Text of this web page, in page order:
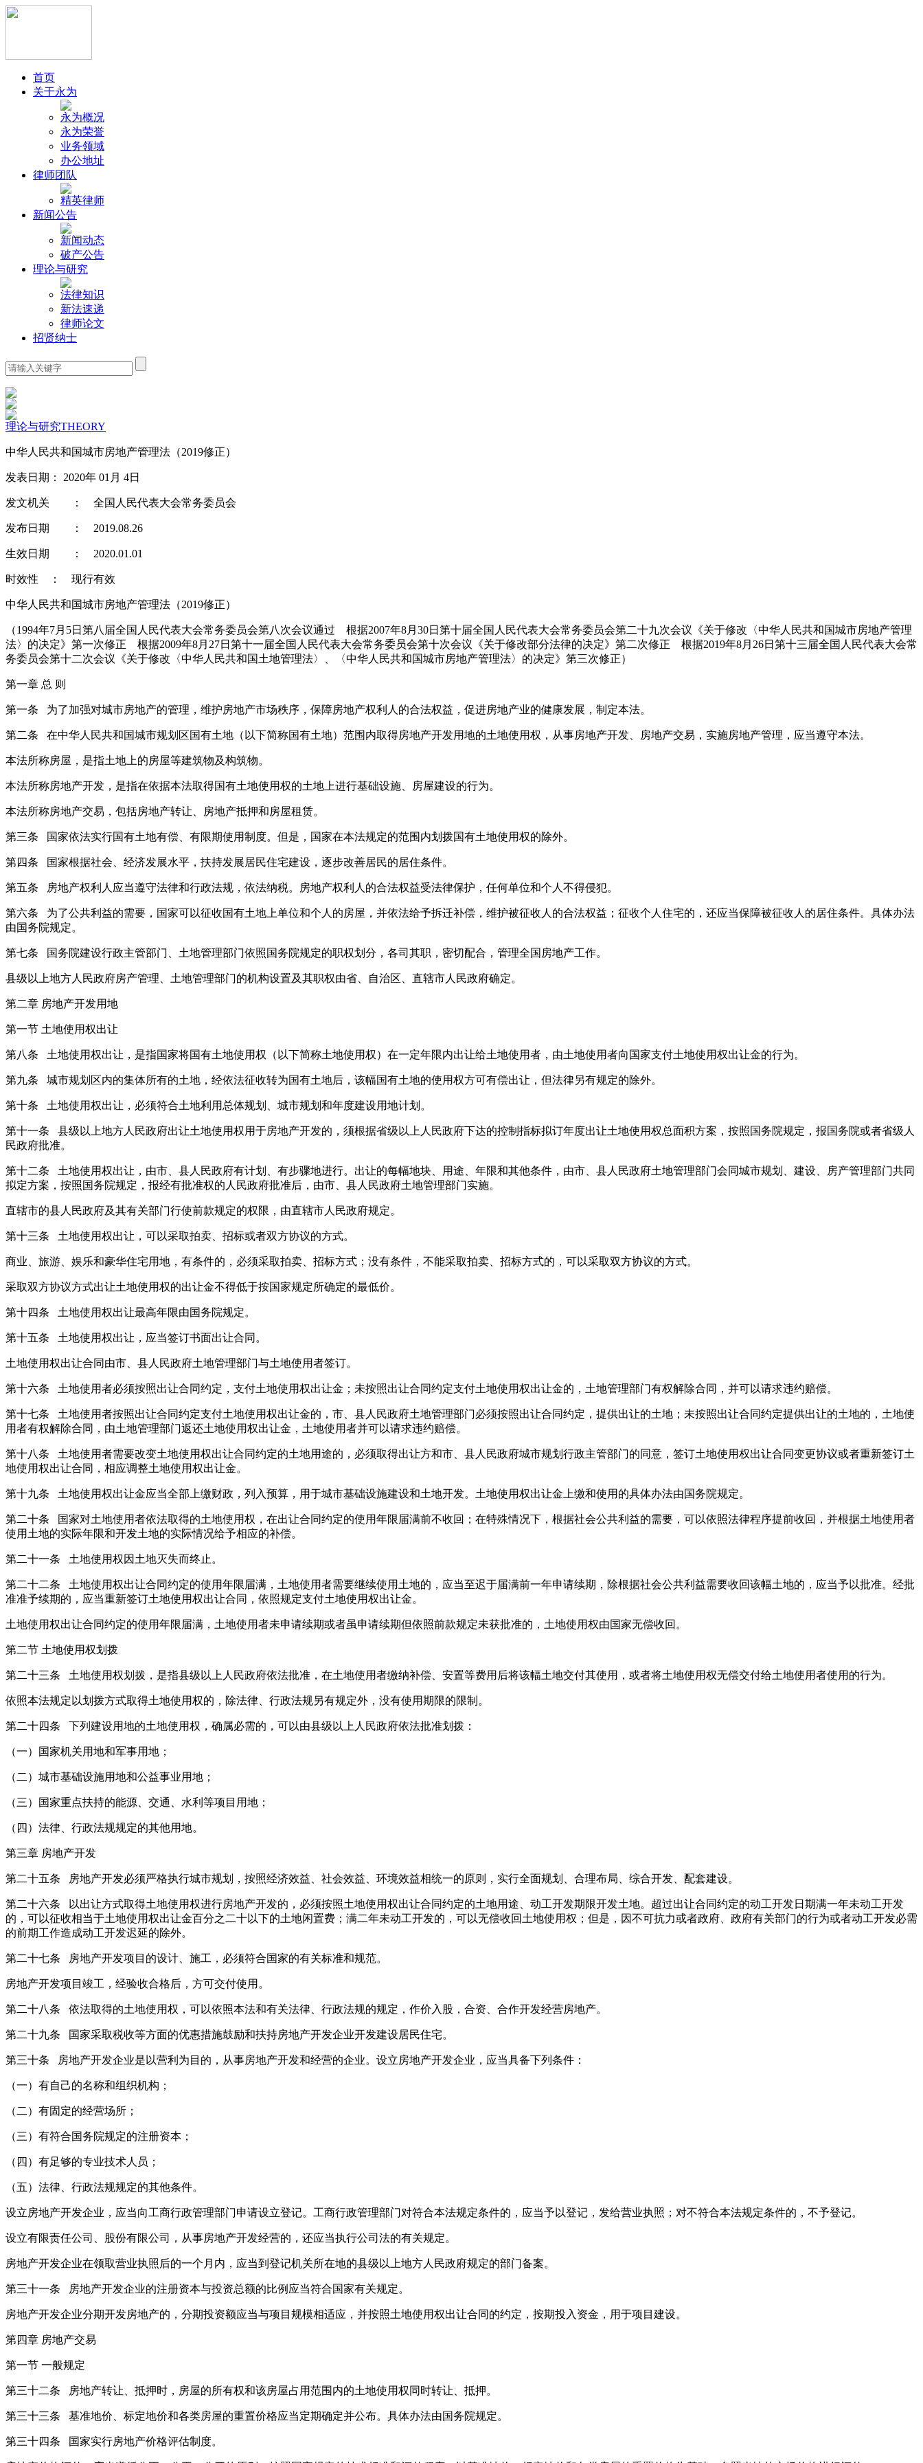
首页
关于永为
永为概况
永为荣誉
业务领域
办公地址
律师团队
精英律师
新闻公告
新闻动态
破产公告
理论与研究
法律知识
新法速递
律师论文
招贤纳士
理论与研究THEORY
中华人民共和国城市房地产管理法（2019修正）
发表日期： 2020年 01月 4日
发文机关 ： 全国人民代表大会常务委员会
发布日期 ： 2019.08.26
生效日期 ： 2020.01.01
时效性 ： 现行有效
中华人民共和国城市房地产管理法（2019修正）
（1994年7月5日第八届全国人民代表大会常务委员会第八次会议通过 根据2007年8月30日第十届全国人民代表大会常务委员会第二十九次会议《关于修改〈中华人民共和国城市房地产管理
法〉的决定》第一次修正 根据2009年8月27日第十一届全国人民代表大会常务委员会第十次会议《关于修改部分法律的决定》第二次修正 根据2019年8月26日第十三届全国人民代表大会常
务委员会第十二次会议《关于修改〈中华人民共和国土地管理法〉、〈中华人民共和国城市房地产管理法〉的决定》第三次修正）
第一章 总 则
第一条 为了加强对城市房地产的管理，维护房地产市场秩序，保障房地产权利人的合法权益，促进房地产业的健康发展，制定本法。
第二条 在中华人民共和国城市规划区国有土地（以下简称国有土地）范围内取得房地产开发用地的土地使用权，从事房地产开发、房地产交易，实施房地产管理，应当遵守本法。
本法所称房屋，是指土地上的房屋等建筑物及构筑物。
本法所称房地产开发，是指在依据本法取得国有土地使用权的土地上进行基础设施、房屋建设的行为。
本法所称房地产交易，包括房地产转让、房地产抵押和房屋租赁。
第三条 国家依法实行国有土地有偿、有限期使用制度。但是，国家在本法规定的范围内划拨国有土地使用权的除外。
第四条 国家根据社会、经济发展水平，扶持发展居民住宅建设，逐步改善居民的居住条件。
第五条 房地产权利人应当遵守法律和行政法规，依法纳税。房地产权利人的合法权益受法律保护，任何单位和个人不得侵犯。
第六条 为了公共利益的需要，国家可以征收国有土地上单位和个人的房屋，并依法给予拆迁补偿，维护被征收人的合法权益；征收个人住宅的，还应当保障被征收人的居住条件。具体办法
由国务院规定。
第七条 国务院建设行政主管部门、土地管理部门依照国务院规定的职权划分，各司其职，密切配合，管理全国房地产工作。
县级以上地方人民政府房产管理、土地管理部门的机构设置及其职权由省、自治区、直辖市人民政府确定。
第二章 房地产开发用地
第一节 土地使用权出让
第八条 土地使用权出让，是指国家将国有土地使用权（以下简称土地使用权）在一定年限内出让给土地使用者，由土地使用者向国家支付土地使用权出让金的行为。
第九条 城市规划区内的集体所有的土地，经依法征收转为国有土地后，该幅国有土地的使用权方可有偿出让，但法律另有规定的除外。
第十条 土地使用权出让，必须符合土地利用总体规划、城市规划和年度建设用地计划。
第十一条 县级以上地方人民政府出让土地使用权用于房地产开发的，须根据省级以上人民政府下达的控制指标拟订年度出让土地使用权总面积方案，按照国务院规定，报国务院或者省级人
民政府批准。
第十二条 土地使用权出让，由市、县人民政府有计划、有步骤地进行。出让的每幅地块、用途、年限和其他条件，由市、县人民政府土地管理部门会同城市规划、建设、房产管理部门共同
拟定方案，按照国务院规定，报经有批准权的人民政府批准后，由市、县人民政府土地管理部门实施。
直辖市的县人民政府及其有关部门行使前款规定的权限，由直辖市人民政府规定。
第十三条 土地使用权出让，可以采取拍卖、招标或者双方协议的方式。
商业、旅游、娱乐和豪华住宅用地，有条件的，必须采取拍卖、招标方式；没有条件，不能采取拍卖、招标方式的，可以采取双方协议的方式。
采取双方协议方式出让土地使用权的出让金不得低于按国家规定所确定的最低价。
第十四条 土地使用权出让最高年限由国务院规定。
第十五条 土地使用权出让，应当签订书面出让合同。
土地使用权出让合同由市、县人民政府土地管理部门与土地使用者签订。
第十六条 土地使用者必须按照出让合同约定，支付土地使用权出让金；未按照出让合同约定支付土地使用权出让金的，土地管理部门有权解除合同，并可以请求违约赔偿。
第十七条 土地使用者按照出让合同约定支付土地使用权出让金的，市、县人民政府土地管理部门必须按照出让合同约定，提供出让的土地；未按照出让合同约定提供出让的土地的，土地使
用者有权解除合同，由土地管理部门返还土地使用权出让金，土地使用者并可以请求违约赔偿。
第十八条 土地使用者需要改变土地使用权出让合同约定的土地用途的，必须取得出让方和市、县人民政府城市规划行政主管部门的同意，签订土地使用权出让合同变更协议或者重新签订土
地使用权出让合同，相应调整土地使用权出让金。
第十九条 土地使用权出让金应当全部上缴财政，列入预算，用于城市基础设施建设和土地开发。土地使用权出让金上缴和使用的具体办法由国务院规定。
第二十条 国家对土地使用者依法取得的土地使用权，在出让合同约定的使用年限届满前不收回；在特殊情况下，根据社会公共利益的需要，可以依照法律程序提前收回，并根据土地使用者
使用土地的实际年限和开发土地的实际情况给予相应的补偿。
第二十一条 土地使用权因土地灭失而终止。
第二十二条 土地使用权出让合同约定的使用年限届满，土地使用者需要继续使用土地的，应当至迟于届满前一年申请续期，除根据社会公共利益需要收回该幅土地的，应当予以批准。经批
准准予续期的，应当重新签订土地使用权出让合同，依照规定支付土地使用权出让金。
土地使用权出让合同约定的使用年限届满，土地使用者未申请续期或者虽申请续期但依照前款规定未获批准的，土地使用权由国家无偿收回。
第二节 土地使用权划拨
第二十三条 土地使用权划拨，是指县级以上人民政府依法批准，在土地使用者缴纳补偿、安置等费用后将该幅土地交付其使用，或者将土地使用权无偿交付给土地使用者使用的行为。
依照本法规定以划拨方式取得土地使用权的，除法律、行政法规另有规定外，没有使用期限的限制。
第二十四条 下列建设用地的土地使用权，确属必需的，可以由县级以上人民政府依法批准划拨：
（一）国家机关用地和军事用地；
（二）城市基础设施用地和公益事业用地；
（三）国家重点扶持的能源、交通、水利等项目用地；
（四）法律、行政法规规定的其他用地。
第三章 房地产开发
第二十五条 房地产开发必须严格执行城市规划，按照经济效益、社会效益、环境效益相统一的原则，实行全面规划、合理布局、综合开发、配套建设。
第二十六条 以出让方式取得土地使用权进行房地产开发的，必须按照土地使用权出让合同约定的土地用途、动工开发期限开发土地。超过出让合同约定的动工开发日期满一年未动工开发
的，可以征收相当于土地使用权出让金百分之二十以下的土地闲置费；满二年未动工开发的，可以无偿收回土地使用权；但是，因不可抗力或者政府、政府有关部门的行为或者动工开发必需
的前期工作造成动工开发迟延的除外。
第二十七条 房地产开发项目的设计、施工，必须符合国家的有关标准和规范。
房地产开发项目竣工，经验收合格后，方可交付使用。
第二十八条 依法取得的土地使用权，可以依照本法和有关法律、行政法规的规定，作价入股，合资、合作开发经营房地产。
第二十九条 国家采取税收等方面的优惠措施鼓励和扶持房地产开发企业开发建设居民住宅。
第三十条 房地产开发企业是以营利为目的，从事房地产开发和经营的企业。设立房地产开发企业，应当具备下列条件：
（一）有自己的名称和组织机构；
（二）有固定的经营场所；
（三）有符合国务院规定的注册资本；
（四）有足够的专业技术人员；
（五）法律、行政法规规定的其他条件。
设立房地产开发企业，应当向工商行政管理部门申请设立登记。工商行政管理部门对符合本法规定条件的，应当予以登记，发给营业执照；对不符合本法规定条件的，不予登记。
设立有限责任公司、股份有限公司，从事房地产开发经营的，还应当执行公司法的有关规定。
房地产开发企业在领取营业执照后的一个月内，应当到登记机关所在地的县级以上地方人民政府规定的部门备案。
第三十一条 房地产开发企业的注册资本与投资总额的比例应当符合国家有关规定。
房地产开发企业分期开发房地产的，分期投资额应当与项目规模相适应，并按照土地使用权出让合同的约定，按期投入资金，用于项目建设。
第四章 房地产交易
第一节 一般规定
第三十二条 房地产转让、抵押时，房屋的所有权和该房屋占用范围内的土地使用权同时转让、抵押。
第三十三条 基准地价、标定地价和各类房屋的重置价格应当定期确定并公布。具体办法由国务院规定。
第三十四条 国家实行房地产价格评估制度。